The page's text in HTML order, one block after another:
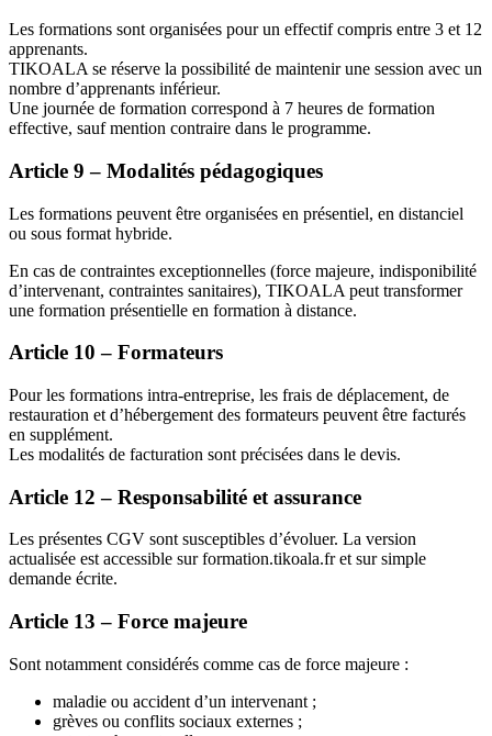
Les formations sont organisées pour un effectif compris entre 3 et 12
apprenants.
TIKOALA se réserve la possibilité de maintenir une session avec un
nombre d’apprenants inférieur.
Une journée de formation correspond à 7 heures de formation
effective, sauf mention contraire dans le programme.
Article 9 – Modalités pédagogiques
Les formations peuvent être organisées en présentiel, en distanciel
ou sous format hybride.
En cas de contraintes exceptionnelles (force majeure, indisponibilité
d’intervenant, contraintes sanitaires), TIKOALA peut transformer
une formation présentielle en formation à distance.
Article 10 – Formateurs
Pour les formations intra-entreprise, les frais de déplacement, de
restauration et d’hébergement des formateurs peuvent être facturés
en supplément.
Les modalités de facturation sont précisées dans le devis.
Article 12 – Responsabilité et assurance
Les présentes CGV sont susceptibles d’évoluer. La version
actualisée est accessible sur formation.tikoala.fr et sur simple
demande écrite.
Article 13 – Force majeure
Sont notamment considérés comme cas de force majeure :
maladie ou accident d’un intervenant ;
grèves ou conflits sociaux externes ;